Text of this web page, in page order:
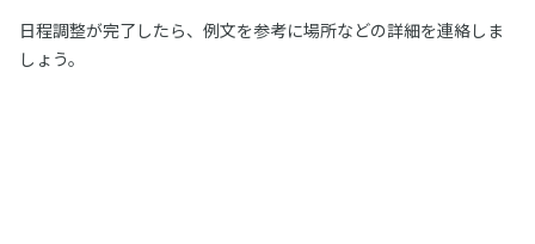
日程調整が完了したら、例文を参考に場所などの詳細を連絡しま
しょう。